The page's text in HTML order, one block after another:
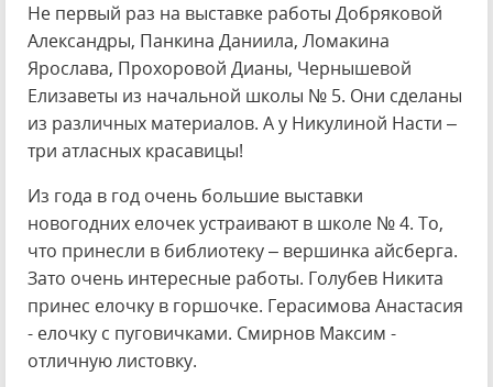
Не первый раз на выставке работы Добряковой
Александры, Панкина Даниила, Ломакина
Ярослава, Прохоровой Дианы, Чернышевой
Елизаветы из начальной школы № 5. Они сделаны
из различных материалов. А у Никулиной Насти –
три атласных красавицы!
Из года в год очень большие выставки
новогодних елочек устраивают в школе № 4. То,
что принесли в библиотеку – вершинка айсберга.
Зато очень интересные работы. Голубев Никита
принес елочку в горшочке. Герасимова Анастасия
- елочку с пуговичками. Смирнов Максим -
отличную листовку.